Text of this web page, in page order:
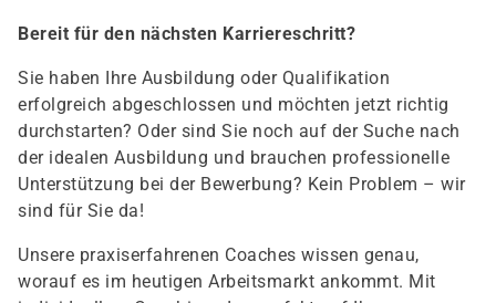
Bereit für den nächsten Karriereschritt?
Sie haben Ihre Ausbildung oder Qualifikation
erfolgreich abgeschlossen und möchten jetzt richtig
durchstarten? Oder sind Sie noch auf der Suche nach
der idealen Ausbildung und brauchen professionelle
Unterstützung bei der Bewerbung? Kein Problem – wir
sind für Sie da!
Unsere praxiserfahrenen Coaches wissen genau,
worauf es im heutigen Arbeitsmarkt ankommt. Mit